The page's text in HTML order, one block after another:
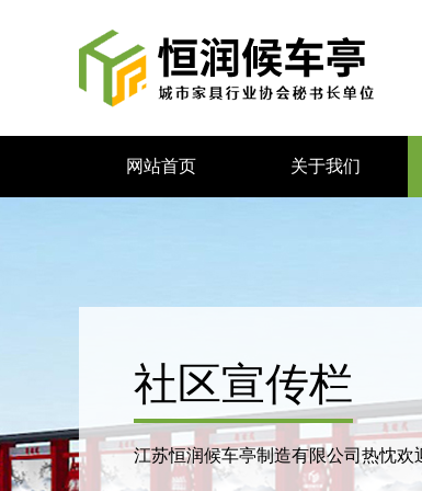
网站首页 关于我们
社区宣传栏
江苏恒润候车亭制造有限公司热忱欢